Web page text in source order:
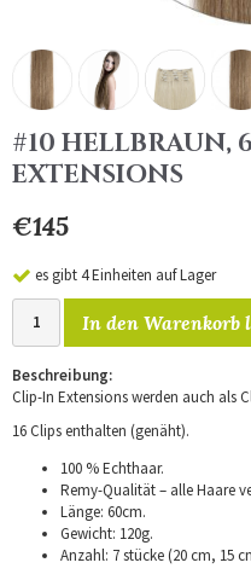
#10 HELLBRAUN,
EXTENSIONS
€145
es gibt 4 Einheiten auf Lager
In den Warenkorb
Beschreibung:
Clip-In Extensions werden auch als
16 Clips enthalten (genäht).
100 % Echthaar.
Remy-Qualität – alle Haare
Länge: 60cm.
Gewicht: 120g.
Anzahl: 7 stücke (20 cm, 15